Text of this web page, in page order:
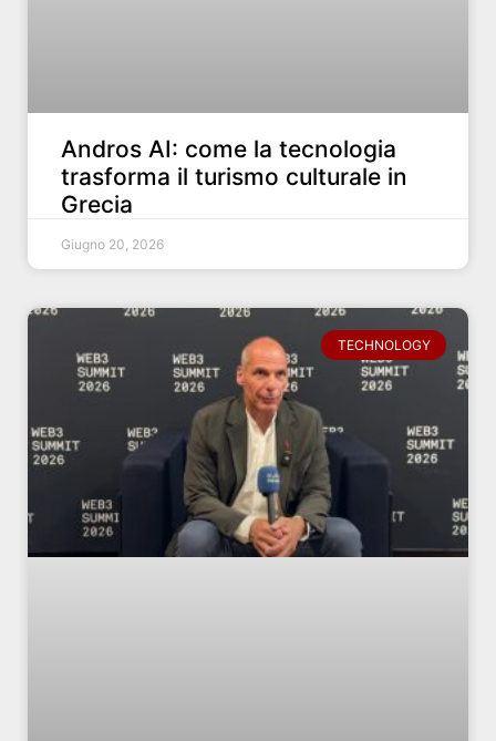
Andros AI: come la tecnologia
trasforma il turismo culturale in
Grecia
Giugno 20, 2026
TECHNOLOGY